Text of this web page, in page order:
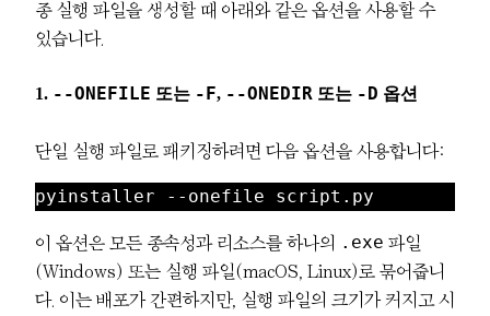
종 실행 파일을 생성할 때 아래와 같은 옵션을 사용할 수
있습니다.
1. --ONEFILE 또는 -F, --ONEDIR 또는 -D 옵션
단일 실행 파일로 패키징하려면 다음 옵션을 사용합니다:
pyinstaller --onefile script.py
이 옵션은 모든 종속성과 리소스를 하나의 .exe 파일
(Windows) 또는 실행 파일(macOS, Linux)로 묶어줍니
다. 이는 배포가 간편하지만, 실행 파일의 크기가 커지고 시